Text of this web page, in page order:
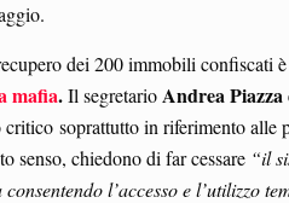
dei 200 immobili confiscati è
mafia.Il segretarioAndrea Piazza
soprattutto in riferimento alle
senso, chiedono di far cessare “il
l’accesso e l’utilizzo